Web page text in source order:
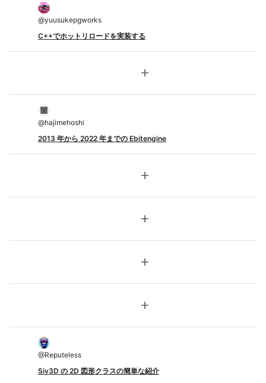
@yuusukepgworks
C++でホットリロードを実装する
add
@hajimehoshi
2013 年から 2022 年までの Ebitengine
add
add
add
add
@Reputeless
Siv3D の 2D 図形クラスの簡単な紹介